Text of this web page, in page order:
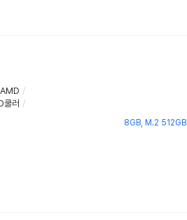
AMD /
쿨러 /
8GB, M.2 512GB